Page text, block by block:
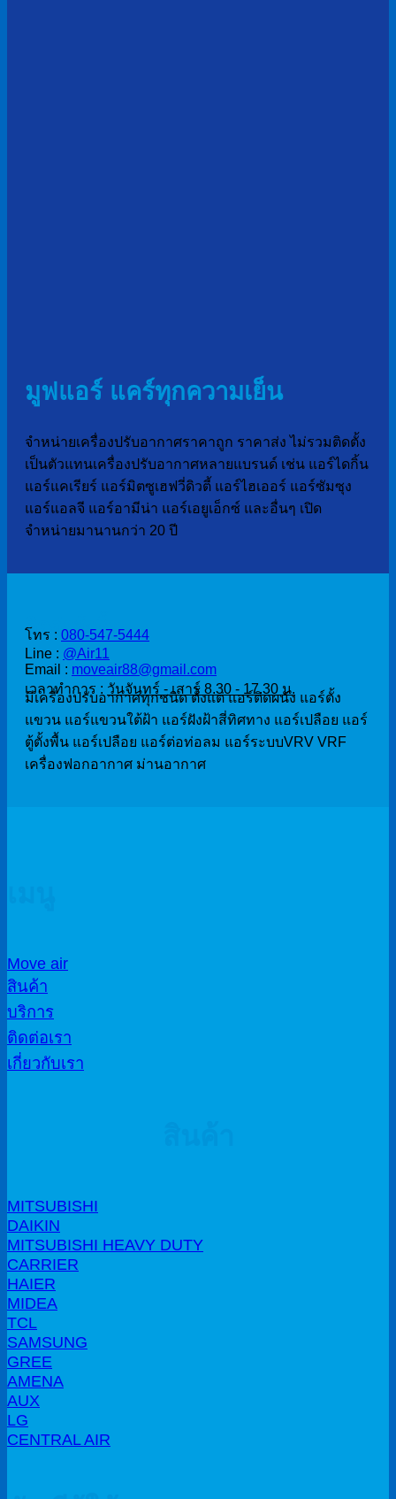
มูฟแอร์ แคร์ทุกความเย็น
จำหน่ายเครื่องปรับอากาศราคาถูก ราคาส่ง ไม่รวมติดตั้ง
เป็นตัวแทนเครื่องปรับอากาศหลายแบรนด์ เช่น แอร์ไดกิ้น
แอร์แคเรียร์ แอร์มิตซูเฮฟวี่ดิวตี้ แอร์ไฮเออร์ แอร์ซัมซุง
แอร์แอลจี แอร์อามีน่า แอร์เอยูเอ็กซ์ และอื่นๆ เปิด
จำหน่ายมานานกว่า 20 ปี
ติดต่อสั่งซื้อ
โทร : 080-547-5444
Line : @Air11
Email : moveair88@gmail.com
เวลาทำการ : วันจันทร์ - เสาร์ 8.30 - 17.30 น.
มีเครื่องปรับอากาศทุกชนิด ตั้งแต่ แอร์ติดผนัง แอร์ตั้ง
แขวน แอร์แขวนใต้ฝ้า แอร์ฝังฝ้าสี่ทิศทาง แอร์เปลือย แอร์
ตู้ตั้งพื้น แอร์เปลือย แอร์ต่อท่อลม แอร์ระบบVRV VRF
เครื่องฟอกอากาศ ม่านอากาศ
Move air
สินค้า
บริการ
ติดต่อเรา
เกี่ยวกับเรา
MITSUBISHI
DAIKIN
MITSUBISHI HEAVY DUTY
CARRIER
HAIER
MIDEA
TCL
SAMSUNG
GREE
AMENA
AUX
LG
CENTRAL AIR